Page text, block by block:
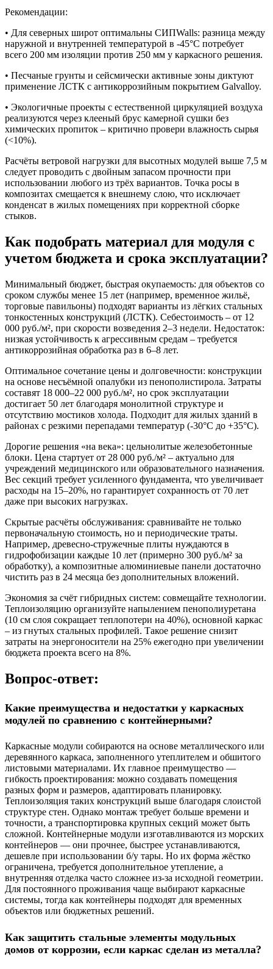
Рекомендации:
• Для северных широт оптимальны СИПWalls: разница между
наружной и внутренней температурой в -45°C потребует
всего 200 мм изоляции против 250 мм у каркасного решения.
• Песчаные грунты и сейсмически активные зоны диктуют
применение ЛСТК с антикоррозийным покрытием Galvalloy.
• Экологичные проекты с естественной циркуляцией воздуха
реализуются через клееный брус камерной сушки без
химических пропиток – критично провери влажность сырья
(<10%).
Расчёты ветровой нагрузки для высотных модулей выше 7,5 м
следует проводить с двойным запасом прочности при
использовании любого из трёх вариантов. Точка росы в
композитах смещается к внешнему слою, что исключает
конденсат в жилых помещениях при корректной сборке
стыков.
Как подобрать материал для модуля с
учетом бюджета и срока эксплуатации?
Минимальный бюджет, быстрая окупаемость: для объектов со
сроком службы менее 15 лет (например, временное жильё,
торговые павильоны) подходят варианты из лёгких стальных
тонкостенных конструкций (ЛСТК). Себестоимость – от 12
000 руб./м², при скорости возведения 2–3 недели. Недостаток:
низкая устойчивость к агрессивным средам – требуется
антикоррозийная обработка раз в 6–8 лет.
Оптимальное сочетание цены и долговечности: конструкции
на основе несъёмной опалубки из пенополистирола. Затраты
составят 18 000–22 000 руб./м², но срок эксплуатации
достигает 50 лет благодаря монолитной структуре и
отсутствию мостиков холода. Подходит для жилых зданий в
районах с резкими перепадами температур (-30°C до +35°C).
Дорогие решения «на века»: цельнолитые железобетонные
блоки. Цена стартует от 28 000 руб./м² – актуально для
учреждений медицинского или образовательного назначения.
Вес секций требует усиленного фундамента, что увеличивает
расходы на 15–20%, но гарантирует сохранность от 70 лет
даже при высоких нагрузках.
Скрытые расчёты обслуживания: сравнивайте не только
первоначальную стоимость, но и периодические траты.
Например, древесно-стружечные плиты нуждаются в
гидрофобизации каждые 10 лет (примерно 300 руб./м² за
обработку), а композитные алюминиевые панели достаточно
чистить раз в 24 месяца без дополнительных вложений.
Экономия за счёт гибридных систем: совмещайте технологии.
Теплоизоляцию организуйте напылением пенополиуретана
(10 см слоя сокращает теплопотери на 40%), основной каркас
– из гнутых стальных профилей. Такое решение снизит
затраты на энергоносители на 25% ежегодно при увеличении
бюджета проекта всего на 8%.
Вопрос-ответ:
Какие преимущества и недостатки у каркасных
модулей по сравнению с контейнерными?
Каркасные модули собираются на основе металлического или
деревянного каркаса, заполненного утеплителем и обшитого
листовыми материалами. Их главное преимущество —
гибкость проектирования: можно создавать помещения
разных форм и размеров, адаптировать планировку.
Теплоизоляция таких конструкций выше благодаря слоистой
структуре стен. Однако монтаж требует больше времени и
точности, а транспортировка крупных секций может быть
сложной. Контейнерные модули изготавливаются из морских
контейнеров — они прочнее, быстрее устанавливаются,
дешевле при использовании б/у тары. Но их форма жёстко
ограничена, требуется дополнительное утепление, а
внутренняя отделка часто сложнее из-за исходной геометрии.
Для постоянного проживания чаще выбирают каркасные
системы, тогда как контейнеры подходят для временных
объектов или бюджетных решений.
Как защитить стальные элементы модульных
домов от коррозии, если каркас сделан из металла?